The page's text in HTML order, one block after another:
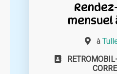
mensuel
à